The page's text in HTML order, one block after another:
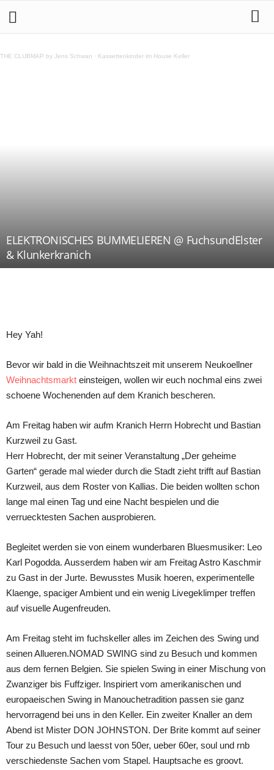
THE CLUBMAP by Jens Schwan · Kassettenkinder im House Keller
ELEKTRONISCHES BUMMELIEREN @ FuchsundElster
& Klunkerkranich
Hey Yah!
Bevor wir bald in die Weihnachtszeit mit unserem Neukoellner
Weihnachtsmarkt einsteigen, wollen wir euch nochmal eins zwei
schoene Wochenenden auf dem Kranich bescheren.
Am Freitag haben wir aufm Kranich Herrn Hobrecht und Bastian
Kurzweil zu Gast.
Herr Hobrecht, der mit seiner Veranstaltung „Der geheime
Garten“ gerade mal wieder durch die Stadt zieht trifft auf Bastian
Kurzweil, aus dem Roster von Kallias. Die beiden wollten schon
lange mal einen Tag und eine Nacht bespielen und die
verruecktesten Sachen ausprobieren.
Begleitet werden sie von einem wunderbaren Bluesmusiker: Leo
Karl Pogodda. Ausserdem haben wir am Freitag Astro Kaschmir
zu Gast in der Jurte. Bewusstes Musik hoeren, experimentelle
Klaenge, spaciger Ambient und ein wenig Livegeklimper treffen
auf visuelle Augenfreuden.
Am Freitag steht im fuchskeller alles im Zeichen des Swing und
seinen Allueren.NOMAD SWING sind zu Besuch und kommen
aus dem fernen Belgien. Sie spielen Swing in einer Mischung von
Zwanziger bis Fuffziger. Inspiriert vom amerikanischen und
europaeischen Swing in Manouchetradition passen sie ganz
hervorragend bei uns in den Keller. Ein zweiter Knaller an dem
Abend ist Mister DON JOHNSTON. Der Brite kommt auf seiner
Tour zu Besuch und laesst von 50er, ueber 60er, soul und rnb
verschiedenste Sachen vom Stapel. Hauptsache es groovt.